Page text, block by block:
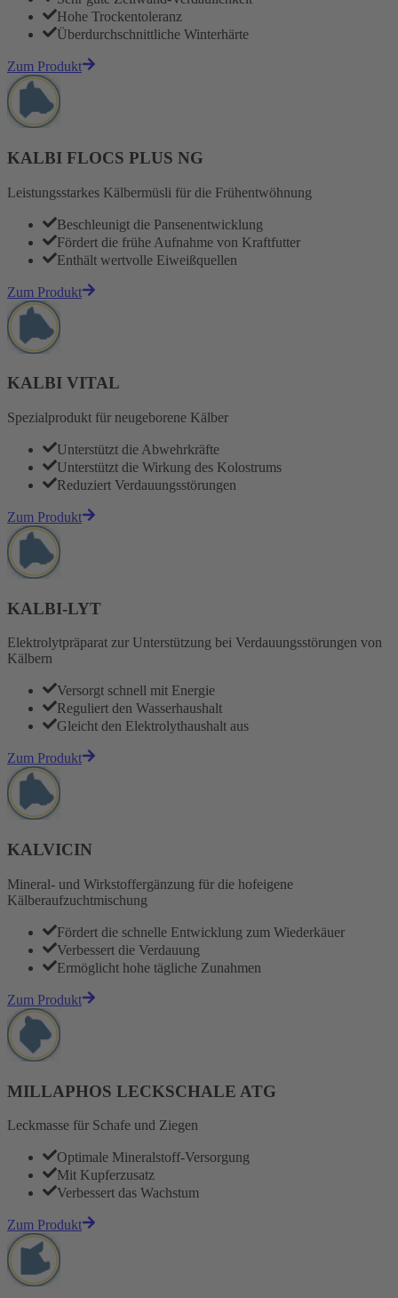
Hohe Trockentoleranz
Überdurchschnittliche Winterhärte
Zum Produkt
KALBI FLOCS PLUS NG
Leistungsstarkes Kälbermüsli für die Frühentwöhnung
Beschleunigt die Pansenentwicklung
Fördert die frühe Aufnahme von Kraftfutter
Enthält wertvolle Eiweißquellen
Zum Produkt
KALBI VITAL
Spezialprodukt für neugeborene Kälber
Unterstützt die Abwehrkräfte
Unterstützt die Wirkung des Kolostrums
Reduziert Verdauungsstörungen
Zum Produkt
KALBI-LYT
Elektrolytpräparat zur Unterstützung bei Verdauungsstörungen von
Kälbern
Versorgt schnell mit Energie
Reguliert den Wasserhaushalt
Gleicht den Elektrolythaushalt aus
Zum Produkt
KALVICIN
Mineral- und Wirkstoffergänzung für die hofeigene
Kälberaufzuchtmischung
Fördert die schnelle Entwicklung zum Wiederkäuer
Verbessert die Verdauung
Ermöglicht hohe tägliche Zunahmen
Zum Produkt
MILLAPHOS LECKSCHALE ATG
Leckmasse für Schafe und Ziegen
Optimale Mineralstoff-Versorgung
Mit Kupferzusatz
Verbessert das Wachstum
Zum Produkt